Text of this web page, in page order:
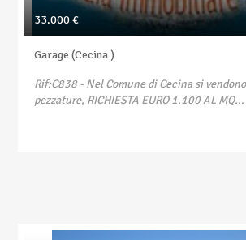
33.000 €
Garage (Cecina )
Rif:C838- Nel Comune di Cecina si
pezzature, RICHIESTA EURO 1.100 AL MQ...